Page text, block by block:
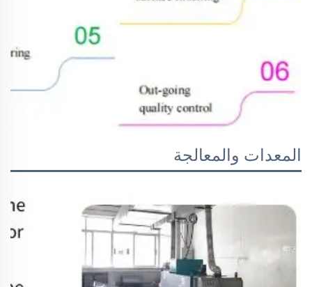
المعدات والمعالجة